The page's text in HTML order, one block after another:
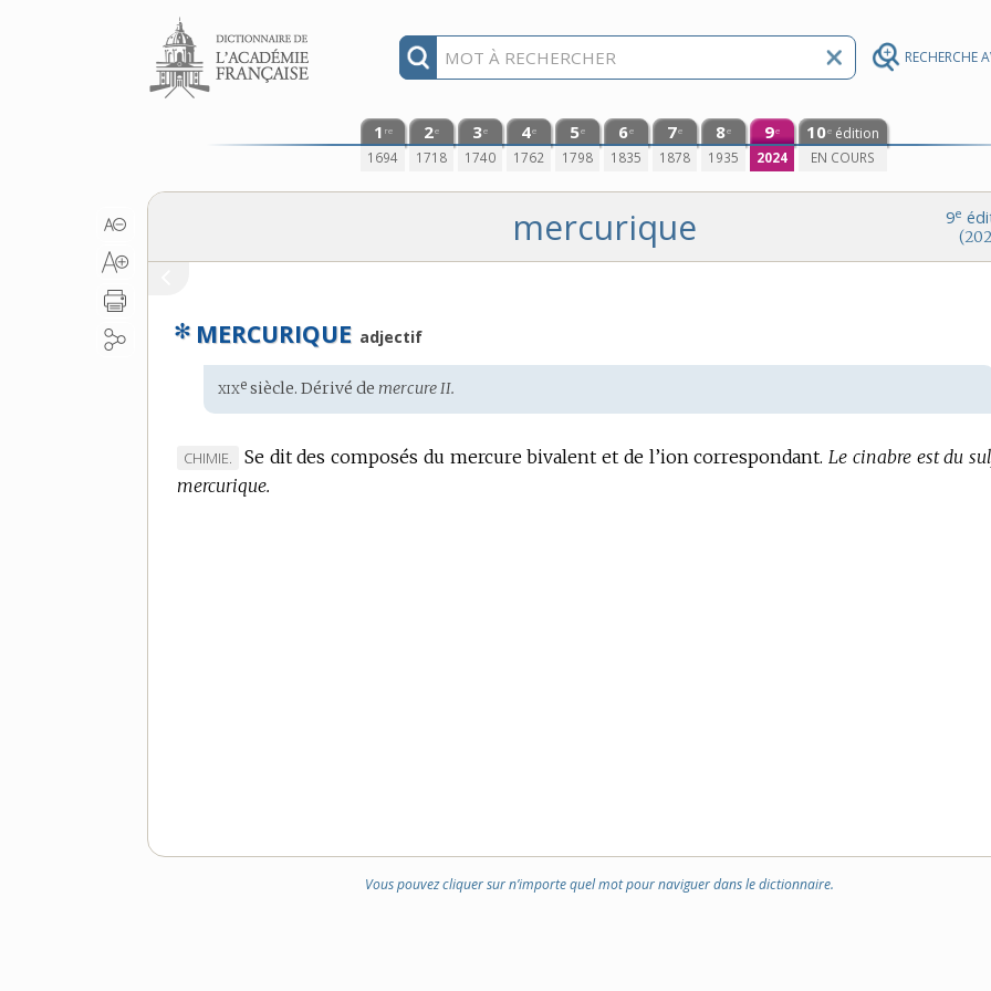
RECHERCHE
Aller au contenu
1 re
1694
2e
1718
3e
1740
4e
1762
5e
1798
6e
1835
7e
1878
8e
1935
9e
2024
10e édition
EN COURS
9e
mercurique
✻ MERCURIQUE adjectif
Étymologie
:
xixe siècle. Dérivé demercure II.
MARQUE
DE
CHIMIE. Se dit des composés du mercure bivalent et de l’ion correspondant. Le cinabre est du
mercurique.
Vous pouvez cliquer sur n’importe quel mot pour naviguer dans le dictionnaire.